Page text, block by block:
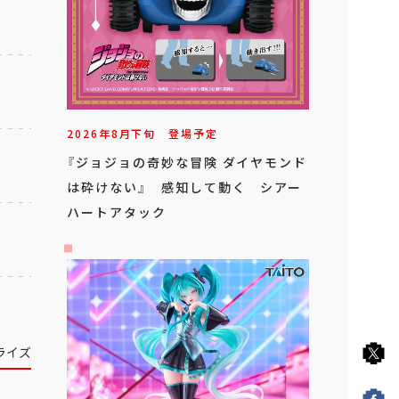
イズ
2026年8月下旬 登場予定
『ジョジョの奇妙な冒険 ダイヤモンド
は砕けない』 感知して動く シアー
ハートアタック